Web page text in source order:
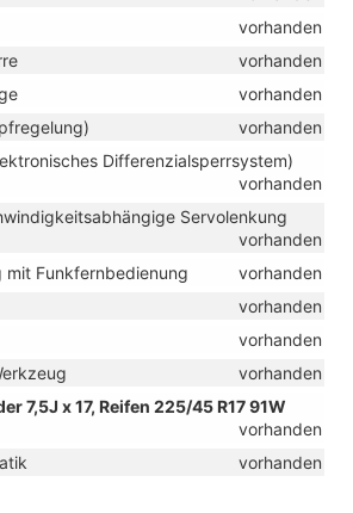
vorhanden
vorhanden
vorhanden
vorhanden
Differenzialsperrsystem)
vorhanden
Servolenkung
vorhanden
Funkfernbedienung
vorhanden
vorhanden
vorhanden
vorhanden
7,5J x 17, Reifen 225/45 R17 91W
vorhanden
vorhanden